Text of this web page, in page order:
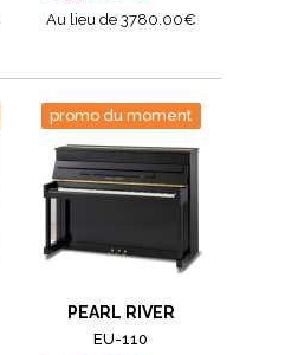
Au lieu de 3780.00€
promo du moment
PEARL RIVER
EU-110